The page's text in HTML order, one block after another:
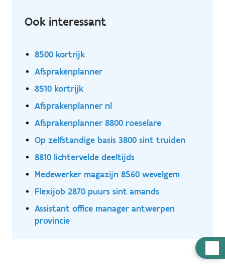
Ook interessant
8500 kortrijk
Afsprakenplanner
8510 kortrijk
Afsprakenplanner nl
Afsprakenplanner 8800 roeselare
Op zelfstandige basis 3800 sint truiden
8810 lichtervelde deeltijds
Medewerker magazijn 8560 wevelgem
Flexijob 2870 puurs sint amands
Assistant office manager antwerpen
provincie